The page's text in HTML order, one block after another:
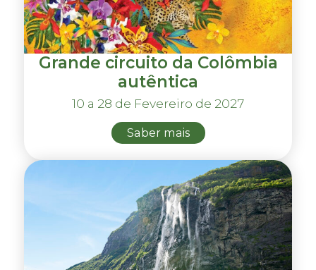
Grande circuito da Colômbia
autêntica
10 a 28 de Fevereiro de 2027
Saber mais